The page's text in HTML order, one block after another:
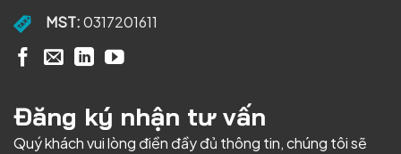
MST:0317201611
Đăng ký nhận tư vấn
Quý khách vui lòng điền đầy đủ thông tin, chúng tôi sẽ